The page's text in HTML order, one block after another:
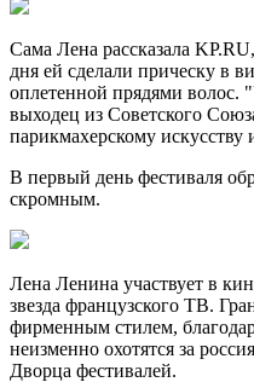
Сама Лена рассказала
дня ей сделали прическу в
оплетенной прядями волос.
выходец из Советского
парикмахерскому
В первый день фестиваля
скромным.
Лена Ленина участвует в
звезда французского ТВ.
фирменным стилем,
неизменно охотятся за
Дворца фестивалей.